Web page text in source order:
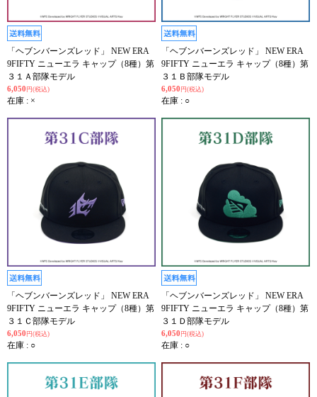
「ヘブンバーンズレッド」 NEW ERA
9FIFTY ニューエラ キャップ（8種）第
３１Ａ部隊モデル
6,050 円(税込)
在庫 : ×
「ヘブンバーンズレッド」 NEW ERA
9FIFTY ニューエラ キャップ（8種）第
３１Ｂ部隊モデル
6,050 円(税込)
在庫 : ○
「ヘブンバーンズレッド」 NEW ERA
9FIFTY ニューエラ キャップ（8種）第
３１Ｃ部隊モデル
6,050 円(税込)
在庫 : ○
「ヘブンバーンズレッド」 NEW ERA
9FIFTY ニューエラ キャップ（8種）第
３１Ｄ部隊モデル
6,050 円(税込)
在庫 : ○